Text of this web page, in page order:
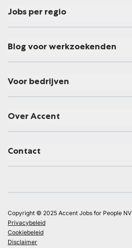
Jobs per regio
Blog voor werkzoekenden
Voor bedrijven
Over Accent
Contact
Copyright © 2025 Accent Jobs for People NV
Privacybeleid
Cookiebeleid
Disclaimer